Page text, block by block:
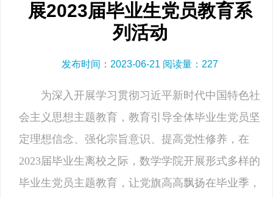
展2023届毕业生党员教育系
列活动
发布时间：2023-06-21 阅读量： 227
为深入开展学习贯彻习近平新时代中国特色社
会主义思想主题教育，教育引导全体毕业生党员坚
定理想信念、强化宗旨意识、提高党性修养，在
2023届毕业生离校之际，数学学院开展形式多样的
毕业生党员主题教育，让党旗高高飘扬在毕业季，